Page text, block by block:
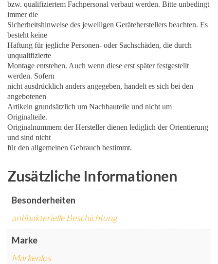
bzw. qualifiziertem Fachpersonal verbaut werden. Bitte unbedingt
immer die
Sicherheitshinweise des jeweiligen Geräteherstellers beachten. Es
besteht keine
Haftung für jegliche Personen- oder Sachschäden, die durch
unqualifizierte
Montage entstehen. Auch wenn diese erst später festgestellt
werden. Sofern
nicht ausdrücklich anders angegeben, handelt es sich bei den
angebotenen
Artikeln grundsätzlich um Nachbauteile und nicht um
Originalteile.
Originalnummern der Hersteller dienen lediglich der Orientierung
und sind nicht
für den allgemeinen Gebrauch bestimmt.
Zusätzliche Informationen
Besonderheiten
antibakterielle Beschichtung
Marke
Markenlos